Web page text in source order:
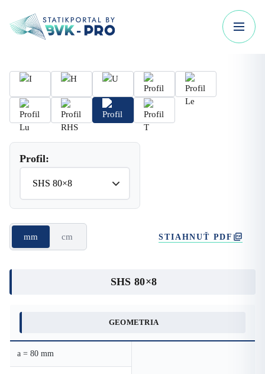
Profil:
mm cm STIAHNUŤ PDF
SHS 80×8
GEOMETRIA
a = 80 mm